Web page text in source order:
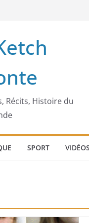
Récits, Histoire du
SPORT VIDÉOS